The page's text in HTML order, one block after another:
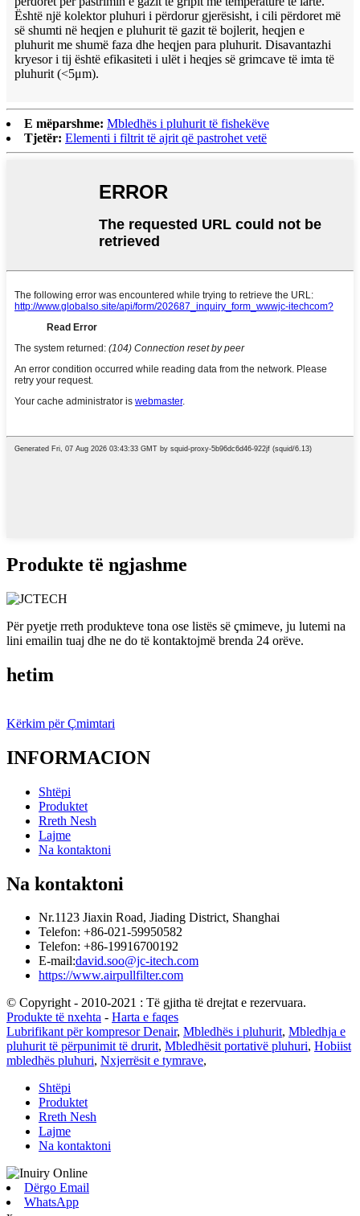
Është një kolektor pluhuri i përdorur gjerësisht, i cili përdoret më
së shumti në heqjen e pluhurit të gazit të bojlerit, heqjen e
pluhurit me shumë faza dhe heqjen para pluhurit. Disavantazhi
kryesor i tij është efikasiteti i ulët i heqjes së grimcave të imta të
pluhurit (<5μm).
E mëparshme: Mbledhës i pluhurit të fishekëve
Tjetër: Elementi i filtrit të ajrit që pastrohet vetë
Produkte të ngjashme
Për pyetje rreth produkteve tona ose listës së çmimeve, ju lutemi na
lini emailin tuaj dhe ne do të kontaktojmë brenda 24 orëve.
hetim
Kërkim për Çmimtari
INFORMACION
Shtëpi
Produktet
Rreth Nesh
Lajme
Na kontaktoni
Na kontaktoni
Nr.1123 Jiaxin Road, Jiading District, Shanghai
Telefon: +86-021-59950582
Telefon: +86-19916700192
E-mail:david.soo@jc-itech.com
https://www.airpullfilter.com
© Copyright - 2010-2021 : Të gjitha të drejtat e rezervuara.
Produkte të nxehta - Harta e faqes
Lubrifikant për kompresor Denair, Mbledhës i pluhurit, Mbledhja e
pluhurit të përpunimit të drurit, Mbledhësit portativë pluhuri, Hobiist
mbledhës pluhuri, Nxjerrësit e tymrave,
Shtëpi
Produktet
Rreth Nesh
Lajme
Na kontaktoni
Dërgo Email
WhatsApp